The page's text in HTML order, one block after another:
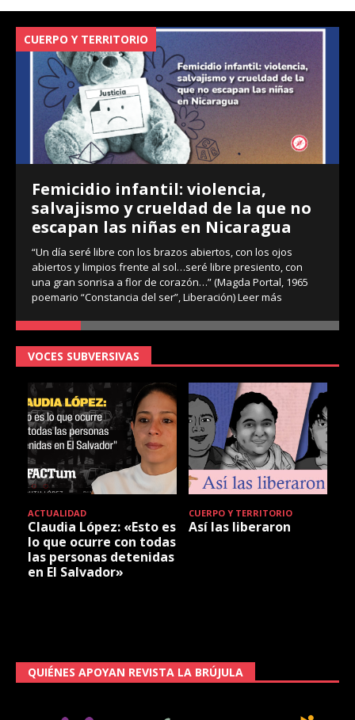
CUERPO Y TERRITORIO
Femicidio infantil: violencia,
salvajismo y crueldad de la que no
escapan las niñas en Nicaragua
“Un día seré libre con los brazos abiertos, con los ojos
abiertos y limpios frente al sol…seré libre presiento, con
una gran sonrisa a flor de corazón…” (Magda Portal, 1965
poemario “Constancia del ser”, Liberación)Leer más
VOCES SUBVERSIVAS
ACTUALIDAD
Claudia López: «Esto es
lo que ocurre con todas
las personas detenidas
en El Salvador»
CUERPO Y TERRITORIO
Así las liberaron
QUIÉNES APOYAN REVISTA LA BRÚJULA